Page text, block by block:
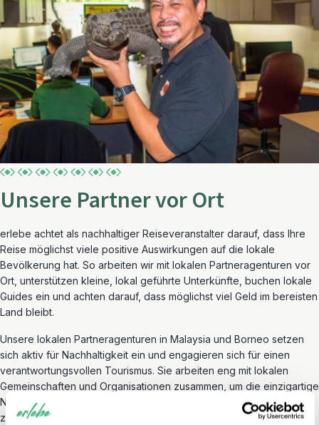
Unsere Partner vor Ort
erlebe achtet als nachhaltiger Reiseveranstalter darauf, dass Ihre
Reise möglichst viele positive Auswirkungen auf die lokale
Bevölkerung hat. So arbeiten wir mit lokalen Partneragenturen vor
Ort, unterstützen kleine, lokal geführte Unterkünfte, buchen lokale
Guides ein und achten darauf, dass möglichst viel Geld im bereisten
Land bleibt.
Unsere lokalen Partneragenturen in Malaysia und Borneo setzen
sich aktiv für Nachhaltigkeit ein und engagieren sich für einen
verantwortungsvollen Tourismus. Sie arbeiten eng mit lokalen
Gemeinschaften und Organisationen zusammen, um die einzigartige
Natur, die kulturellen Traditionen und das reiche Erbe des Landes
zu schützen. Der faire und respektvolle Umgang mit Mitarbeitern,